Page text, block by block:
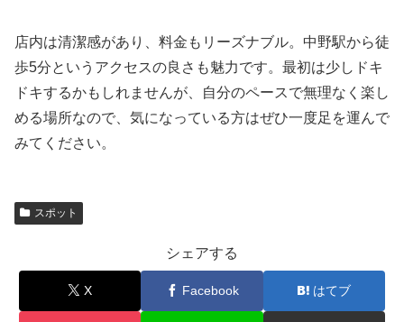
店内は清潔感があり、料金もリーズナブル。中野駅から徒
歩5分というアクセスの良さも魅力です。最初は少しドキ
ドキするかもしれませんが、自分のペースで無理なく楽し
める場所なので、気になっている方はぜひ一度足を運んで
みてください。
スポット
シェアする
X Facebook はてブ